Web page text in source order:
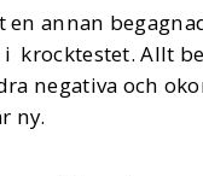
annan
krocktestet. Allt
negativa och
ny.